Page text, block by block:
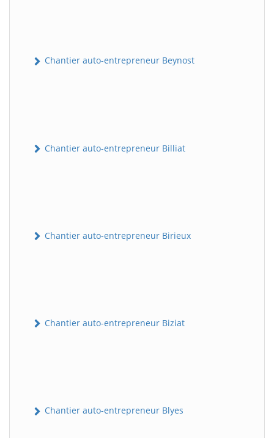
Chantier auto-entrepreneur Beynost
Chantier auto-entrepreneur Billiat
Chantier auto-entrepreneur Birieux
Chantier auto-entrepreneur Biziat
Chantier auto-entrepreneur Blyes